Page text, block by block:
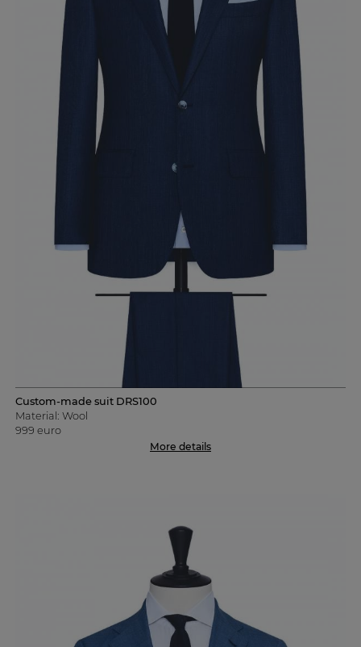
Custom-made suit DRS100
Material: Wool
999 euro
More details